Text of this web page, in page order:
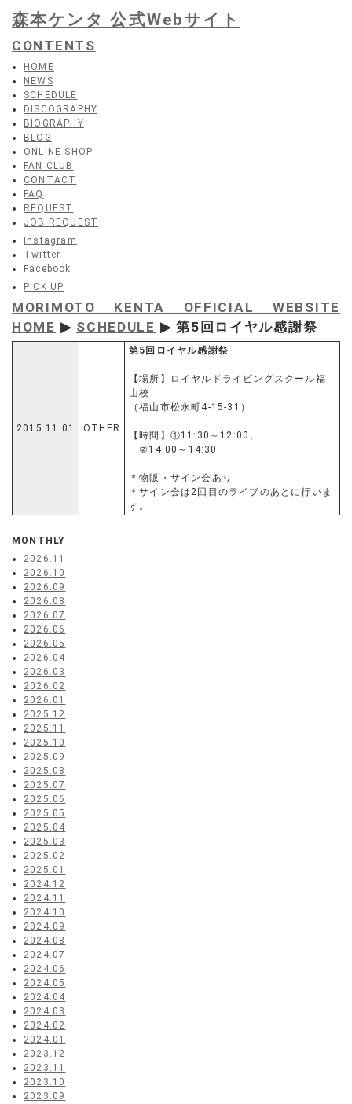
森本ケンタ 公式Webサイト
CONTENTS
HOME
NEWS
SCHEDULE
DISCOGRAPHY
BIOGRAPHY
BLOG
ONLINE SHOP
FAN CLUB
CONTACT
FAQ
REQUEST
JOB REQUEST
Instagram
Twitter
Facebook
PICK UP
MORIMOTO KENTA OFFICIAL WEBSITE
HOME ▶ SCHEDULE ▶ 第5回ロイヤル感謝祭
2015.11.01 OTHER
第5回ロイヤル感謝祭
【場所】ロイヤルドライビングスクール福
山校
（福山市松永町4-15-31）
【時間】①11:30～12:00、
②14:00～14:30
＊物販・サイン会あり
＊サイン会は2回目のライブのあとに行いま
す。
MONTHLY
2026.11
2026.10
2026.09
2026.08
2026.07
2026.06
2026.05
2026.04
2026.03
2026.02
2026.01
2025.12
2025.11
2025.10
2025.09
2025.08
2025.07
2025.06
2025.05
2025.04
2025.03
2025.02
2025.01
2024.12
2024.11
2024.10
2024.09
2024.08
2024.07
2024.06
2024.05
2024.04
2024.03
2024.02
2024.01
2023.12
2023.11
2023.10
2023.09